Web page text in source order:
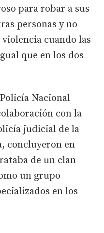
para robar a sus
personas y no
cuando las
que en los dos
Nacional
con la
judicial de la
concluyeron en
de un clan
un grupo
en los